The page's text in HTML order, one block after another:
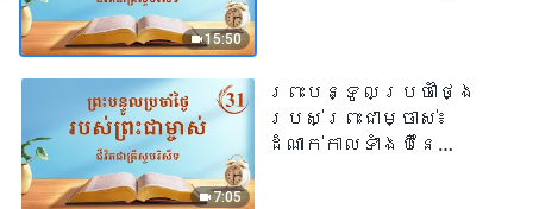
15:50
7:05
ព្រះបន្ទូលប្រចាំថ្ងៃ
របស់ព្រះជាម្ចាស់៖
ដំណាក់កាលទាំងបីនៃ